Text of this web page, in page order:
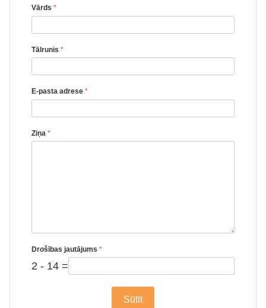
Vārds *
Tālrunis *
E-pasta adrese *
Ziņa *
Drošības jautājums *
2 - 14 =
Sūtīt